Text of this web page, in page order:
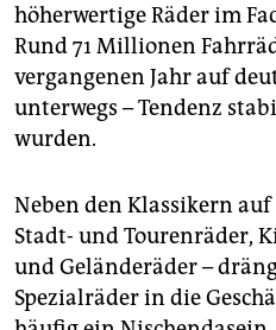
höherwertige Räder im
Rund 71 Millionen
vergangenen Jahr auf
unterwegs – Tendenz
wurden.
Neben den Klassikern
Stadt- und Tourenräder,
und Geländeräder –
Spezialräder in die